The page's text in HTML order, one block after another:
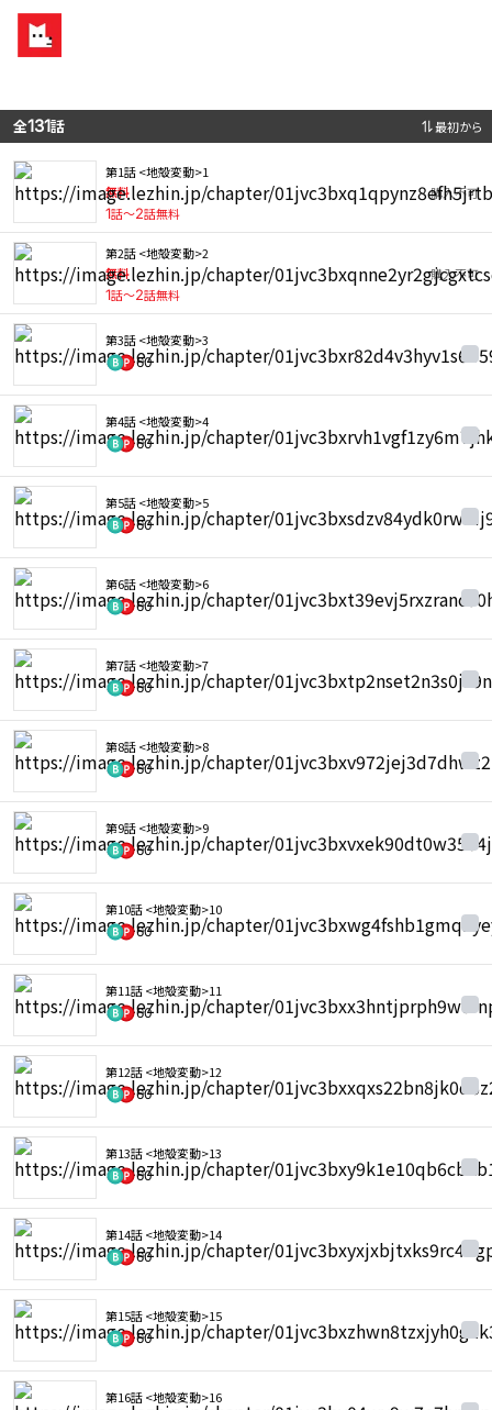
全131話 最初から
第1話 <地殻変動>1
無料
1話〜2話無料
購入不可
第2話 <地殻変動>2
無料
1話〜2話無料
購入不可
第3話 <地殻変動>3
60
第4話 <地殻変動>4
60
第5話 <地殻変動>5
60
第6話 <地殻変動>6
60
第7話 <地殻変動>7
60
第8話 <地殻変動>8
60
第9話 <地殻変動>9
60
第10話 <地殻変動>10
60
第11話 <地殻変動>11
60
第12話 <地殻変動>12
60
第13話 <地殻変動>13
60
第14話 <地殻変動>14
60
第15話 <地殻変動>15
60
第16話 <地殻変動>16